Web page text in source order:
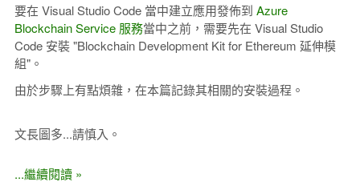
要在 Visual Studio Code 當中建立應用發佈到 Azure
Blockchain Service 服務當中之前，需要先在 Visual Studio
Code 安裝 "Blockchain Development Kit for Ethereum 延伸模
組"。
由於步驟上有點煩雜，在本篇記錄其相關的安裝過程。
文長圖多...請慎入。
...繼續閱讀 »